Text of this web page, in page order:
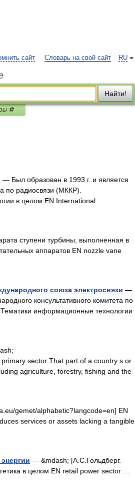
RU
сайт Словарь на свой сайт
Найти!
⚽
— Был образован в 1993 г. и является
по радиосвязи (МККР).
в целом EN International
ступени турбины, выполненная в
аппаратов EN nozzle vane
союза электросвязи —
консультативного комитета по
информационные технологии
sector That part of a country s or
agriculture, forestry, fishing and the
gemet/alphabetic?langcode=en] EN
services or assets lacking a tangible
— &mdash; [А.С.Гольдберг.
в целом EN retail power sector …